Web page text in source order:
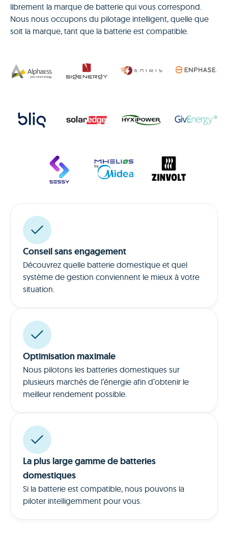
librement la marque de batterie qui vous correspond.
Nous nous occupons du pilotage intelligent, quelle que
soit la marque, tant que la batterie est compatible.
Conseil sans engagement
Découvrez quelle batterie domestique et quel
système de gestion conviennent le mieux à votre
situation.
Optimisation maximale
Nous pilotons les batteries domestiques sur
plusieurs marchés de l’énergie afin d’obtenir le
meilleur rendement possible.
La plus large gamme de batteries
domestiques
Si la batterie est compatible, nous pouvons la
piloter intelligemment pour vous.